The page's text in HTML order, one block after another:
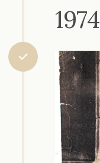
1974